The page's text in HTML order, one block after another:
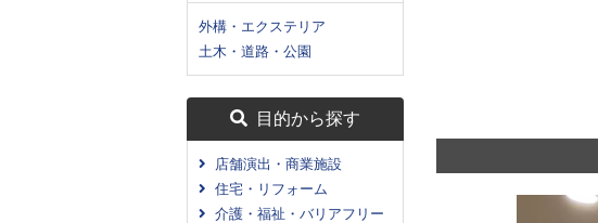
外構・エクステリア
土木・道路・公園
目的から探す
店舗演出・商業施設
住宅・リフォーム
介護・福祉・バリアフリー